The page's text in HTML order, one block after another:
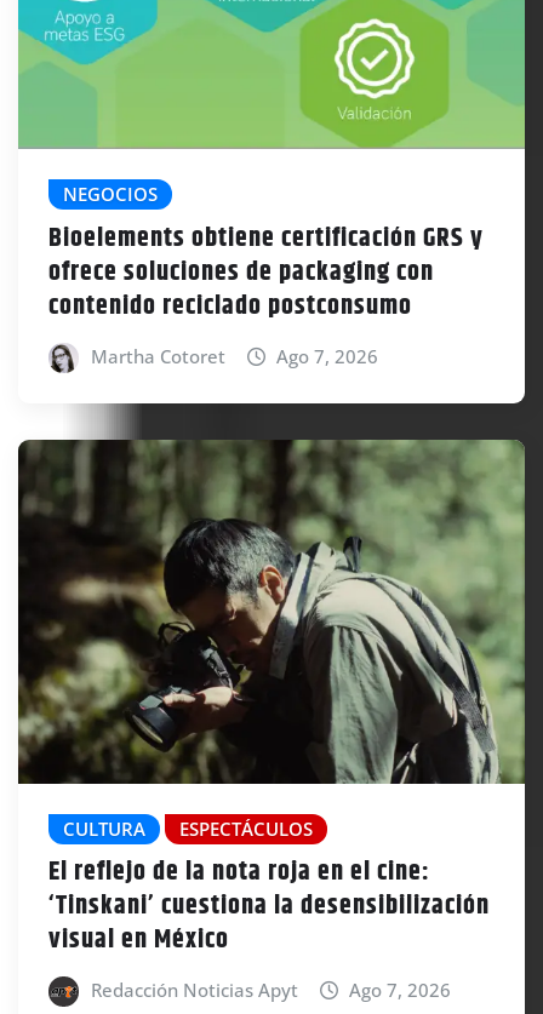
NEGOCIOS
Bioelements obtiene certificación GRS y
ofrece soluciones de packaging con
contenido reciclado postconsumo
Martha Cotoret Ago 7, 2026
CULTURA ESPECTÁCULOS
El reflejo de la nota roja en el cine:
‘Tinskani’ cuestiona la desensibilización
visual en México
Redacción Noticias Apyt Ago 7, 2026